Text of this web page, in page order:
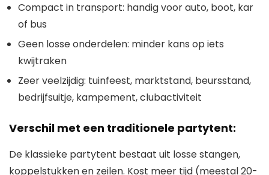
Compact in transport: handig voor auto, boot, kar
of bus
Geen losse onderdelen: minder kans op iets
kwijtraken
Zeer veelzijdig: tuinfeest, marktstand, beursstand,
bedrijfsuitje, kampement, clubactiviteit
Verschil met een traditionele partytent:
De klassieke partytent bestaat uit losse stangen,
koppelstukken en zeilen. Kost meer tijd (meestal 20-